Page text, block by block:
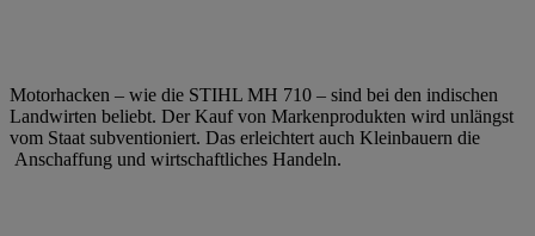
Motorhacken – wie die STIHL MH 710 – sind bei den indischen
Landwirten beliebt. Der Kauf von Markenprodukten wird unlängst
vom Staat subventioniert. Das erleichtert auch Kleinbauern die
Anschaffung und wirtschaftliches Handeln.